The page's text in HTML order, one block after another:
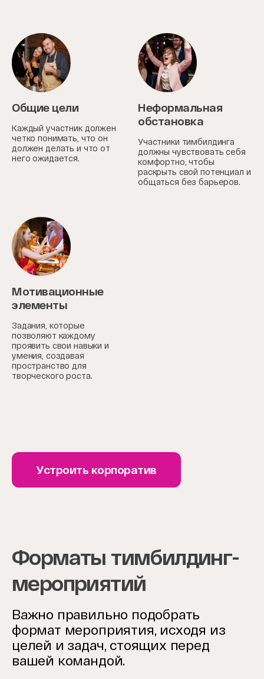
Общие цели
Каждый участник должен
четко понимать, что он
должен делать и что от
него ожидается.
Неформальная
обстановка
Участники тимбилдинга
должны чувствовать себя
комфортно, чтобы
раскрыть свой потенциал и
общаться без барьеров.
Мотивационные
элементы
Задания, которые
позволяют каждому
проявить свои навыки и
умения, создавая
пространство для
творческого роста.
Устроить корпоратив
Форматы тимбилдинг-
мероприятий
Важно правильно подобрать
формат мероприятия, исходя из
целей и задач, стоящих перед
вашей командой.